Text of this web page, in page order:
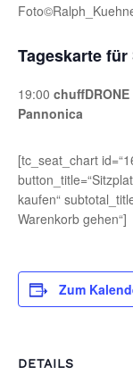
Tageskarte für
19:00 chuffDRONE
Pannonica
[tc_seat_chart
kaufen“
Warenkorb gehen“]
Zum
DETAILS